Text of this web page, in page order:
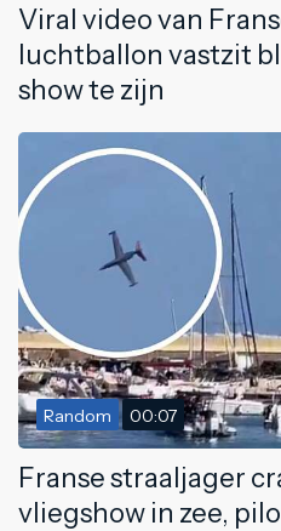
Viral video van
luchtballon vastzit
show te zijn
Random 00:07
Franse straaljager
vliegshow in zee,